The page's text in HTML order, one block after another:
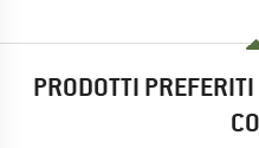
PRODOTTI